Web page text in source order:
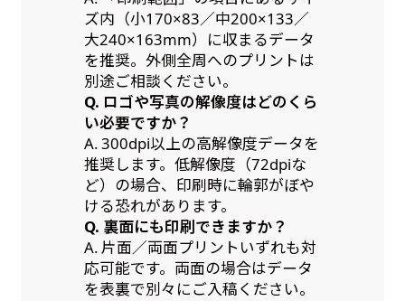
ズ内（小170×83／中200×133／
大240×163mm）に収まるデータ
を推奨。外側全周へのプリントは
別途ご相談ください。
Q. ロゴや写真の解像度はどのくら
い必要ですか？
A. 300dpi以上の高解像度データを
推奨します。低解像度（72dpiな
ど）の場合、印刷時に輪郭がぼや
ける恐れがあります。
Q. 裏面にも印刷できますか？
A. 片面／両面プリントいずれも対
応可能です。両面の場合はデータ
を表裏で別々にご入稿ください。